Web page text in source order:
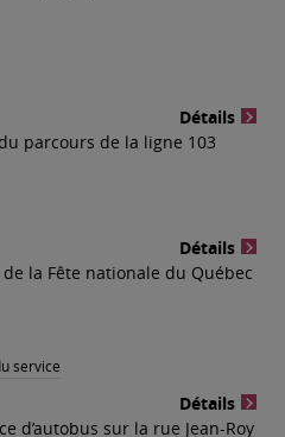
Détails
parcours de la ligne 103
Détails
la Fête nationale du Québec
service
Détails
d’autobus sur la rue Jean-Roy